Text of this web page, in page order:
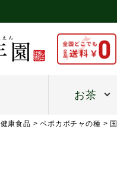
お茶
健康食品 ペポカボチャの種